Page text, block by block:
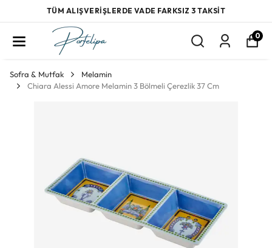
TÜM ALIŞVERİŞLERDE VADE FARKSIZ 3 TAKSİT
0
Sofra & Mutfak
Melamin
Chiara Alessi Amore Melamin 3 Bölmeli Çerezlik 37 Cm